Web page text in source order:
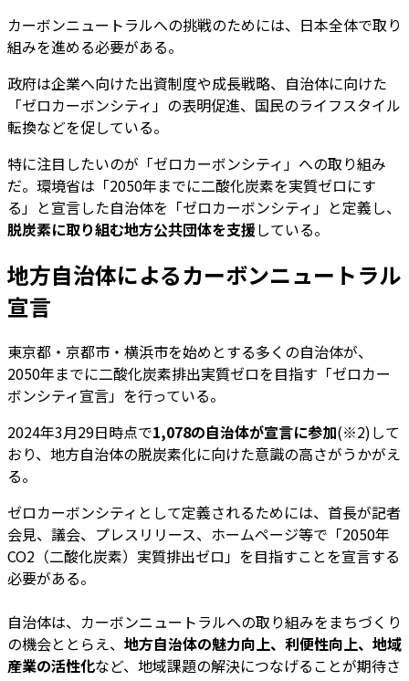
カーボンニュートラルへの挑戦のためには、日本全体で取り
組みを進める必要がある。
政府は企業へ向けた出資制度や成長戦略、自治体に向けた
「ゼロカーボンシティ」の表明促進、国民のライフスタイル
転換などを促している。
特に注目したいのが「ゼロカーボンシティ」への取り組み
だ。環境省は「2050年までに二酸化炭素を実質ゼロにす
る」と宣言した自治体を「ゼロカーボンシティ」と定義し、
脱炭素に取り組む地方公共団体を支援している。
地方自治体によるカーボンニュートラル
宣言
東京都・京都市・横浜市を始めとする多くの自治体が、
2050年までに二酸化炭素排出実質ゼロを目指す「ゼロカー
ボンシティ宣言」を行っている。
2024年3月29日時点で1,078の自治体が宣言に参加(※2)して
おり、地方自治体の脱炭素化に向けた意識の高さがうかがえ
る。
ゼロカーボンシティとして定義されるためには、首長が記者
会見、議会、プレスリリース、ホームページ等で「2050年
CO2（二酸化炭素）実質排出ゼロ」を目指すことを宣言する
必要がある。
自治体は、カーボンニュートラルへの取り組みをまちづくり
の機会ととらえ、 地方自治体の魅力向上、利便性向上、地域
産業の活性化など、地域課題の解決につなげることが期待さ